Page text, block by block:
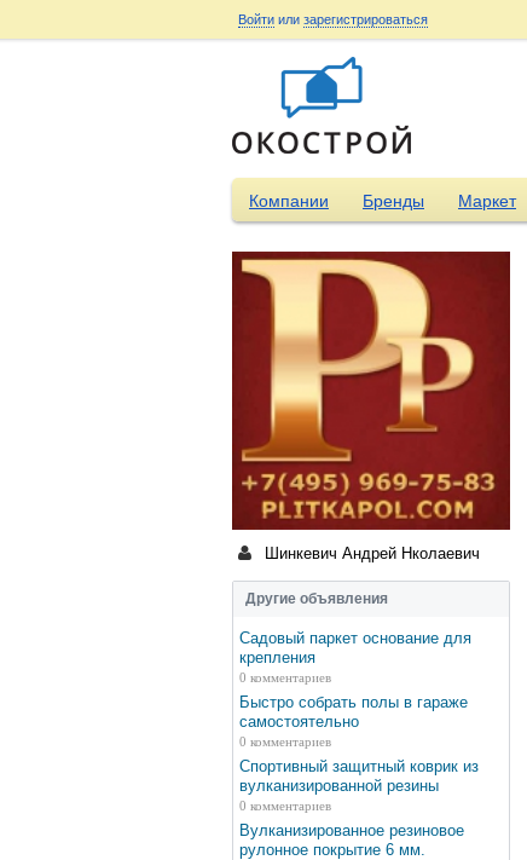
Войти или зарегистрироваться
Компании Бренды Маркет
Шинкевич Андрей Нколаевич
Другие объявления
Садовый паркет основание для
крепления
0 комментариев
Быстро собрать полы в гараже
самостоятельно
0 комментариев
Спортивный защитный коврик из
вулканизированной резины
0 комментариев
Вулканизированное резиновое
рулонное покрытие 6 мм.